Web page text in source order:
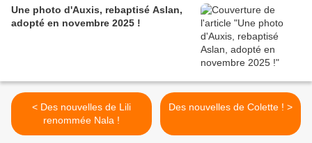
Une photo d'Auxis, rebaptisé Aslan,
adopté en novembre 2025 !
< Des nouvelles de Lili
renommée Nala !
Des nouvelles de Colette ! >